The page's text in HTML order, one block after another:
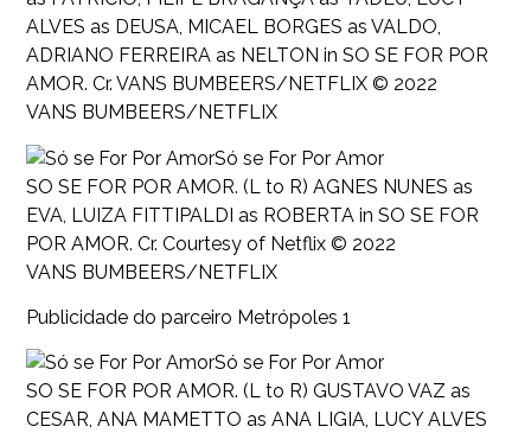
ALVES as DEUSA, MICAEL BORGES as VALDO,
ADRIANO FERREIRA as NELTON in SO SE FOR POR
AMOR. Cr. VANS BUMBEERS/NETFLIX © 2022
VANS BUMBEERS/NETFLIX
Só se For Por Amor
SO SE FOR POR AMOR. (L to R) AGNES NUNES as
EVA, LUIZA FITTIPALDI as ROBERTA in SO SE FOR
POR AMOR. Cr. Courtesy of Netflix © 2022
VANS BUMBEERS/NETFLIX
Publicidade do parceiro Metrópoles 1
Só se For Por Amor
SO SE FOR POR AMOR. (L to R) GUSTAVO VAZ as
CESAR, ANA MAMETTO as ANA LIGIA, LUCY ALVES